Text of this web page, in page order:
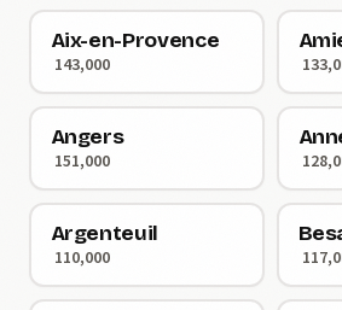
Aix-en-Provence
143,000
Angers
151,000
Argenteuil
110,000